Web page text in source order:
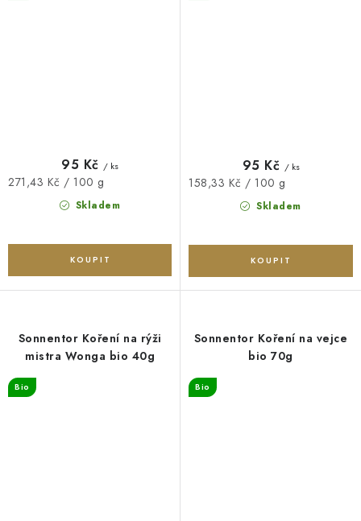
Skladem
95 Kč / ks
Měrná
271,43 Kč / 100 g
Skladem
95 Kč / ks
Měrná
158,33 Kč / 100 g
Sonnentor Koření na rýži
mistra Wonga bio 40g
Bio
Sonnentor Koření na vejce
bio 70g
Bio